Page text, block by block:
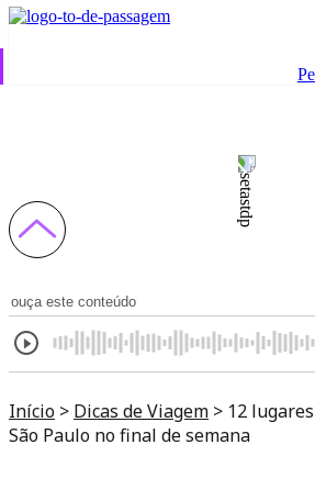
ouça este conteúdo
Início > Dicas de Viagem > 12
São Paulo no final de semana